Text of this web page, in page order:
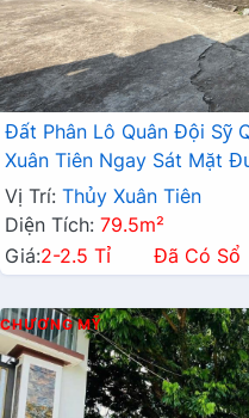
Đất Phân Lô Quân Đội Sỹ
Xuân Tiên Ngay Sát Mặt
Vị Trí: Thủy Xuân Tiên
Diện Tích: 79.5m²
Giá:2-2.5 Tỉ Đã Có Sổ
CHƯƠNG MỸ